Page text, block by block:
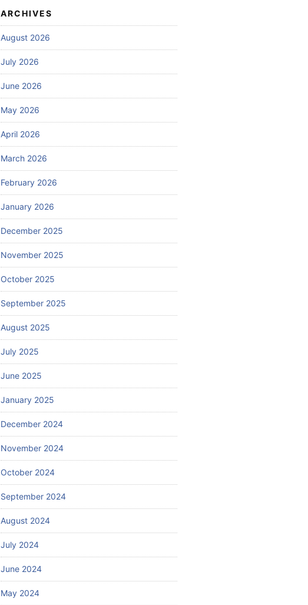
ARCHIVES
August 2026
July 2026
June 2026
May 2026
April 2026
March 2026
February 2026
January 2026
December 2025
November 2025
October 2025
September 2025
August 2025
July 2025
June 2025
January 2025
December 2024
November 2024
October 2024
September 2024
August 2024
July 2024
June 2024
May 2024